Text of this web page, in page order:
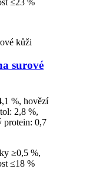
≤23 %
surové
%, hovězí
2,8 %,
protein: 0,7
≥0,5 %,
≤18 %